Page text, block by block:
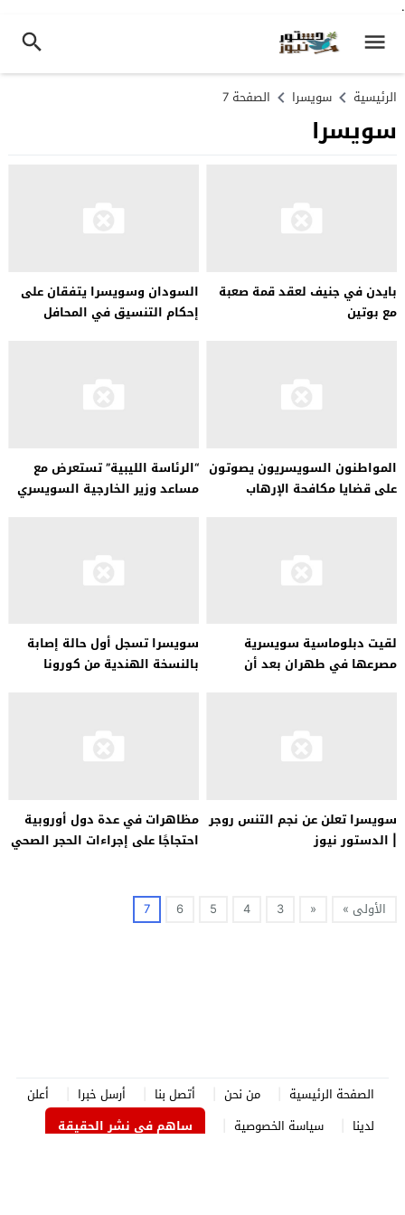
.
الرئيسية سويسرا الصفحة 7
سويسرا
بايدن في جنيف لعقد قمة صعبة
مع بوتين
السودان وسويسرا يتفقان على
إحكام التنسيق في المحافل
المواطنون السويسريون يصوتون
على قضايا مكافحة الإرهاب
“الرئاسة الليبية” تستعرض مع
مساعد وزير الخارجية السويسري
لقيت دبلوماسية سويسرية
مصرعها في طهران بعد أن
سويسرا تسجل أول حالة إصابة
بالنسخة الهندية من كورونا
سويسرا تعلن عن نجم التنس روجر
| الدستور نيوز
مظاهرات في عدة دول أوروبية
احتجاجًا على إجراءات الحجر الصحي
الأولى » «
3
4
5
6
7
الصفحة الرئيسية من نحن أتصل بنا أرسل خبرا
أعلن
لدينا
سياسة الخصوصية ساهم في نشر الحقيقة